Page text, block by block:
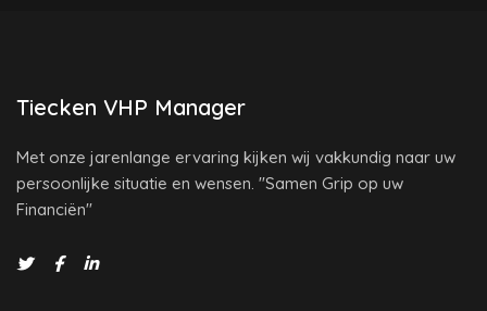
Tiecken VHP Manager
Met onze jarenlange ervaring kijken wij vakkundig naar uw
persoonlijke situatie en wensen. "Samen Grip op uw
Financiën"